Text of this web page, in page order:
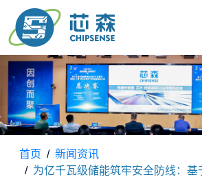
首页
新闻资讯
为亿千瓦级储能筑牢安全防线：